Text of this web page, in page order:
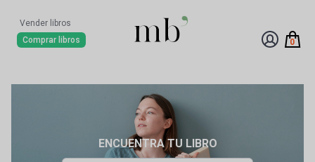
Vender libros
Comprar libros
0
ENCUENTRA TU LIBRO